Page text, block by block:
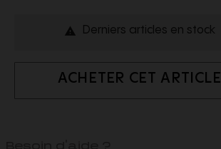
 Derniers articles en stock
ACHETER CET ARTICLE